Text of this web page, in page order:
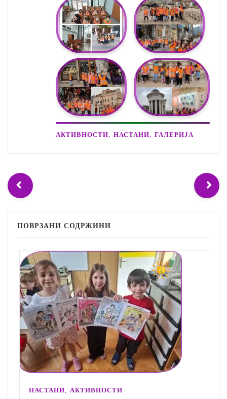
АКТИВНОСТИ,НАСТАНИ,ГАЛЕРИЈА
ПОВРЗАНИ СОДРЖИНИ
НАСТАНИ, АКТИВНОСТИ